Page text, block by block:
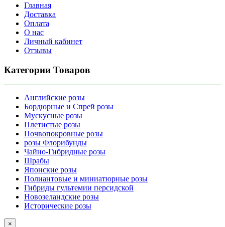
Главная
Доставка
Оплата
О нас
Личный кабинет
Отзывы
Категории Товаров
Английские розы
Бордюрные и Спрей розы
Мускусные розы
Плетистые розы
Почвопокровные розы
розы Флорибунды
Чайно-Гибридные розы
Шрабы
Японские розы
Полиантовые и миниатюрные розы
Гибриды гультемии персидской
Новозеландские розы
Исторические розы
×